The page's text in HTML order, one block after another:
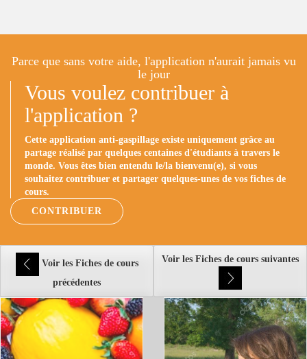
Parce que sans votre aide, l'application n'aurait jamais vu
le jour
Vous voulez contribuer à
l'application ?
Cette application anti-gaspillage existe uniquement grâce au
partage réalisé par quelques centaines d'étudiants à travers le
monde. Vous êtes bien entendu le/la bienvenu(e), si vous
souhaitez contribuer et partager quelques-unes de vos fiches de
cours.
CONTRIBUER
Voir les Fiches de cours suivantes
précédentes